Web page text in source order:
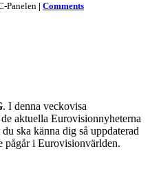
Panelen | Comments
. I denna veckovisa
aktuella Eurovisionnyheterna
ska känna dig så uppdaterad
i Eurovisionvärlden.